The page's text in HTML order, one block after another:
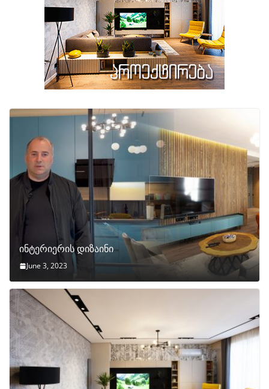
ინტერიერის დიზაინი
June 3, 2023